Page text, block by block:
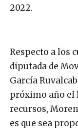
2022.
Respecto a los
diputada de
García
próximo año el
recursos,
es que sea